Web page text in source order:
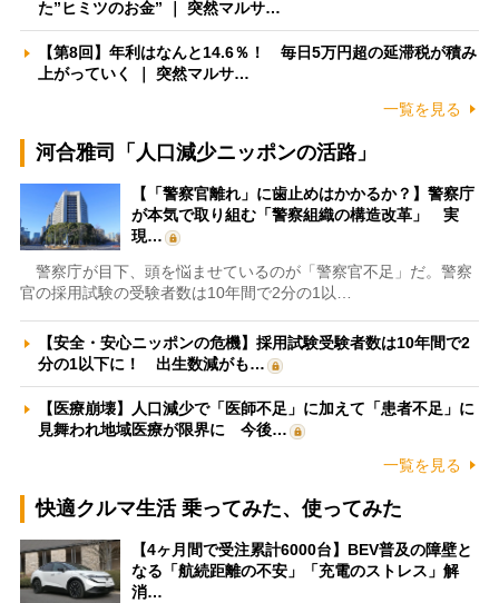
た”ヒミツのお金” ｜ 突然マルサ…
【第8回】年利はなんと14.6％！ 毎日5万円超の延滞税が積み
上がっていく ｜ 突然マルサ…
一覧を見る
河合雅司「人口減少ニッポンの活路」
【「警察官離れ」に歯止めはかかるか？】警察庁
が本気で取り組む「警察組織の構造改革」 実
現…
警察庁が目下、頭を悩ませているのが「警察官不足」だ。警察
官の採用試験の受験者数は10年間で2分の1以…
【安全・安心ニッポンの危機】採用試験受験者数は10年間で2
分の1以下に！ 出生数減がも…
【医療崩壊】人口減少で「医師不足」に加えて「患者不足」に
見舞われ地域医療が限界に 今後…
一覧を見る
快適クルマ生活 乗ってみた、使ってみた
【4ヶ月間で受注累計6000台】BEV普及の障壁と
なる「航続距離の不安」「充電のストレス」解
消…